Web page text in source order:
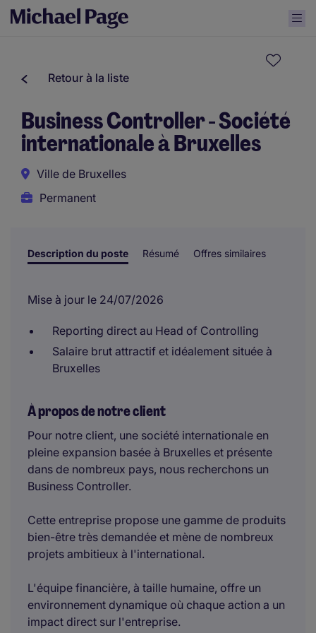
Retour à la liste
Business Controller - Société
internationale à Bruxelles
Ville de Bruxelles
Permanent
Description du poste Résumé Offres similaires
Mise à jour le 24/07/2026
Reporting direct au Head of Controlling
Salaire brut attractif et idéalement située à
Bruxelles
À propos de notre client
Pour notre client, une société internationale en
pleine expansion basée à Bruxelles et présente
dans de nombreux pays, nous recherchons un
Business Controller.
Cette entreprise propose une gamme de produits
bien-être très demandée et mène de nombreux
projets ambitieux à l'international.
L'équipe financière, à taille humaine, offre un
environnement dynamique où chaque action a un
impact direct sur l'entreprise.